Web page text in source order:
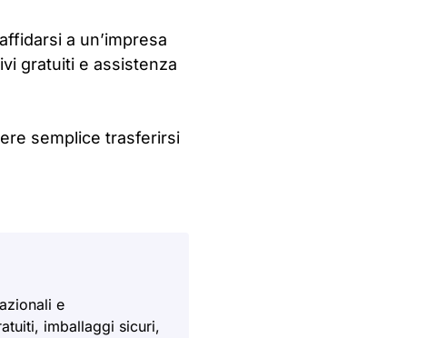
a un’impresa
gratuiti e assistenza
semplice trasferirsi
e
imballaggi sicuri,